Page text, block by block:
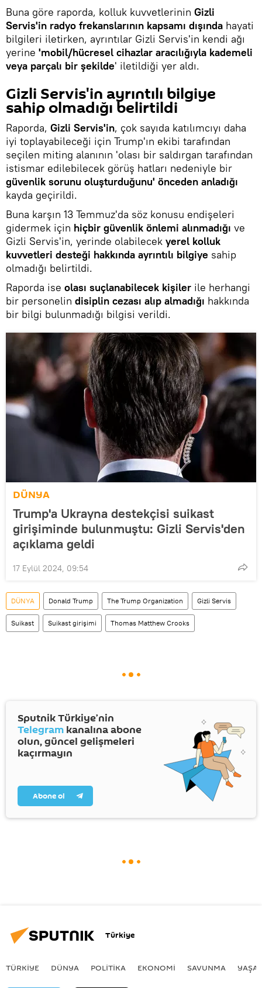
Buna göre raporda, kolluk kuvvetlerinin Gizli
Servis'in radyo frekanslarının kapsamı dışında hayati
bilgileri iletirken, ayrıntılar Gizli Servis'in kendi ağı
yerine 'mobil/hücresel cihazlar aracılığıyla kademeli
veya parçalı bir şekilde' iletildiği yer aldı.
Gizli Servis'in ayrıntılı bilgiye
sahip olmadığı belirtildi
Raporda, Gizli Servis'in, çok sayıda katılımcıyı daha
iyi toplayabileceği için Trump'ın ekibi tarafından
seçilen miting alanının 'olası bir saldırgan tarafından
istismar edilebilecek görüş hatları nedeniyle bir
güvenlik sorunu oluşturduğunu' önceden anladığı
kayda geçirildi.
Buna karşın 13 Temmuz'da söz konusu endişeleri
gidermek için hiçbir güvenlik önlemi alınmadığı ve
Gizli Servis'in, yerinde olabilecek yerel kolluk
kuvvetleri desteği hakkında ayrıntılı bilgiye sahip
olmadığı belirtildi.
Raporda ise olası suçlanabilecek kişiler ile herhangi
bir personelin disiplin cezası alıp almadığı hakkında
bir bilgi bulunmadığı bilgisi verildi.
DÜNYA
Trump'a Ukrayna destekçisi suikast
girişiminde bulunmuştu: Gizli Servis'den
açıklama geldi
17 Eylül 2024, 09:54
DÜNYA Donald Trump The Trump Organization Gizli Servis
Suikast Suikast girişimi Thomas Matthew Crooks
Sputnik Türkiye’nin
Telegram kanalına abone
olun, güncel gelişmeleri
kaçırmayın
Abone ol
Türkiye
TÜRKIYE DÜNYA POLİTİKA EKONOMİ SAVUNMA